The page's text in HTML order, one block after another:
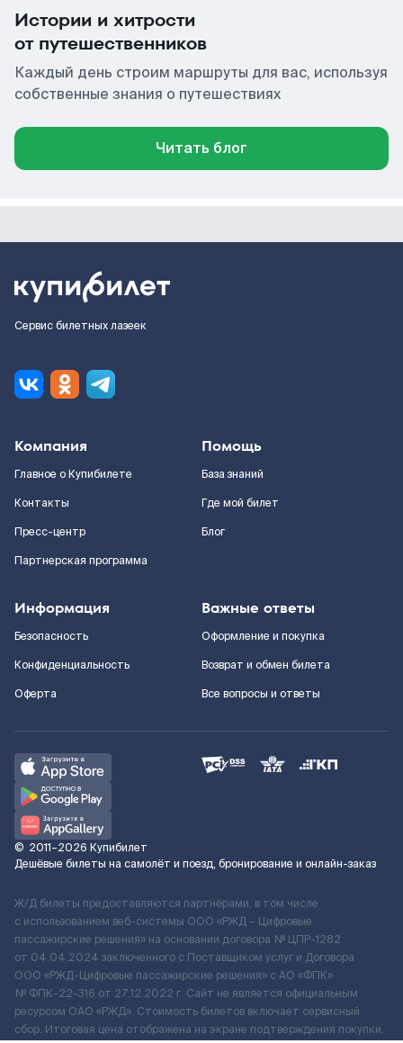
Истории и хитрости
от путешественников
Каждый день строим маршруты для вас, используя
собственные знания о путешествиях
Читать блог
Сервис билетных лазеек
Компания
Главное о Купибилете
Контакты
Пресс-центр
Партнерская программа
Помощь
База знаний
Где мой билет
Блог
Информация
Безопасность
Конфиденциальность
Оферта
Важные ответы
Оформление и покупка
Возврат и обмен билета
Все вопросы и ответы
© 2011–2026 Купибилет
Дешёвые билеты на самолёт и поезд, бронирование и онлайн-заказ
Ж/Д билеты предоставляются партнёрами, в том числе
с использованием веб-системы ООО «РЖД – Цифровые
пассажирские решения» на основании договора № ЦПР-1282
от 04.04.2024 заключенного с Поставщиком услуг и Договора
ООО «РЖД-Цифровые пассажирские решения» c АО «ФПК»
№ ФПК-22-316 от 27.12.2022 г. Сайт не является официальным
ресурсом ОАО «РЖД». Стоимость билетов включает сервисный
сбор. Итоговая цена отображена на экране подтверждения покупки.